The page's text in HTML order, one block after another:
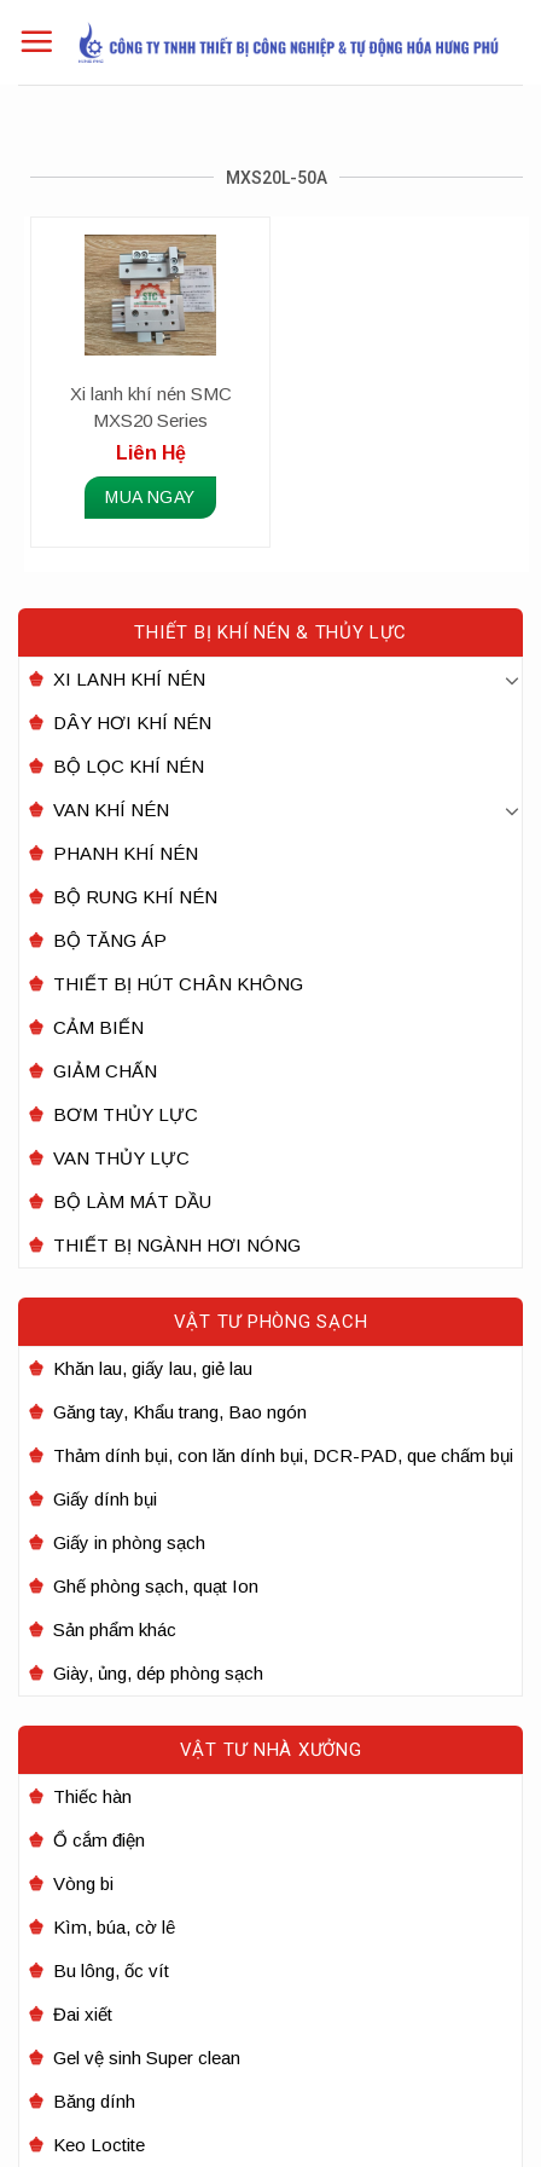
MXS20L-50A
Xi lanh khí nén SMC
MXS20 Series
Liên Hệ
MUA NGAY
THIẾT BỊ KHÍ NÉN & THỦY LỰC
XI LANH KHÍ NÉN
DÂY HƠI KHÍ NÉN
BỘ LỌC KHÍ NÉN
VAN KHÍ NÉN
PHANH KHÍ NÉN
BỘ RUNG KHÍ NÉN
BỘ TĂNG ÁP
THIẾT BỊ HÚT CHÂN KHÔNG
CẢM BIẾN
GIẢM CHẤN
BƠM THỦY LỰC
VAN THỦY LỰC
BỘ LÀM MÁT DẦU
THIẾT BỊ NGÀNH HƠI NÓNG
VẬT TƯ PHÒNG SẠCH
Khăn lau, giấy lau, giẻ lau
Găng tay, Khẩu trang, Bao ngón
Thảm dính bụi, con lăn dính bụi, DCR-PAD, que chấm bụi
Giấy dính bụi
Giấy in phòng sạch
Ghế phòng sạch, quạt Ion
Sản phẩm khác
Giày, ủng, dép phòng sạch
VẬT TƯ NHÀ XƯỞNG
Thiếc hàn
Ổ cắm điện
Vòng bi
Kìm, búa, cờ lê
Bu lông, ốc vít
Đai xiết
Gel vệ sinh Super clean
Băng dính
Keo Loctite